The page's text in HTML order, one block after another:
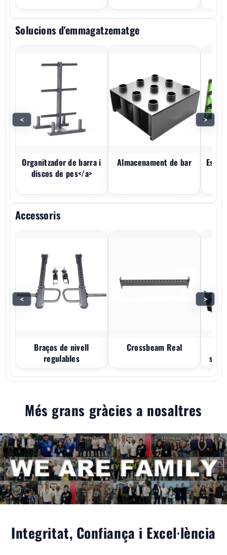
Solucions d'emmagatzematge
<
Organitzador de barra i
discos de pes</a>
Almacenament de bar
>
Accessoris
<
Braços de nivell
regulables
Crossbeam Real
>
Més grans gràcies a nosaltres
Integritat, Confiança i Excel·lència